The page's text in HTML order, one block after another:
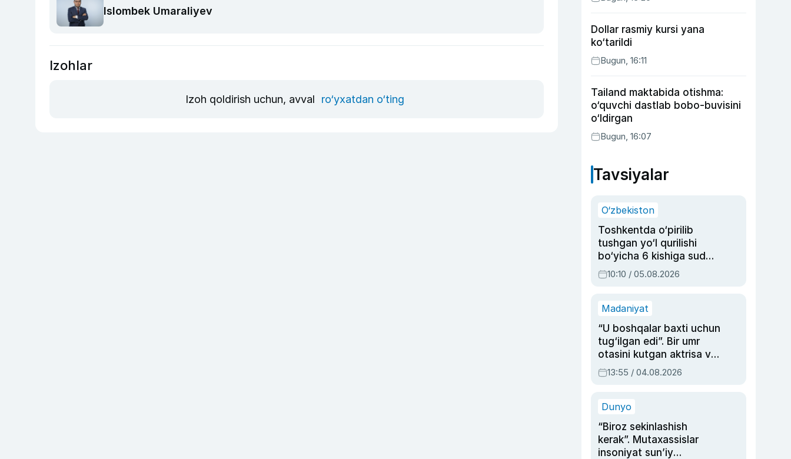
Islombek Umaraliyev
Izohlar
Izoh qoldirish uchun, avval ro‘yxatdan o‘ting
Dollar rasmiy kursi yana
ko‘tarildi
Bugun, 16:11
Tailand maktabida otishma:
o‘quvchi dastlab bobo-buvisini
o‘ldirgan
Bugun, 16:07
Tavsiyalar
O‘zbekiston
Toshkentda o‘pirilib
tushgan yo‘l qurilishi
bo‘yicha 6 kishiga sud
hukmi o‘qildi
10:10 / 05.08.2026
Madaniyat
“U boshqalar baxti uchun
tug‘ilgan edi”. Bir umr
otasini kutgan aktrisa va
dublyaj ustasi Rimma
Ahmedovaning
13:55 / 04.08.2026
Dunyo
“Biroz sekinlashish
kerak”. Mutaxassislar
insoniyat sun’iy